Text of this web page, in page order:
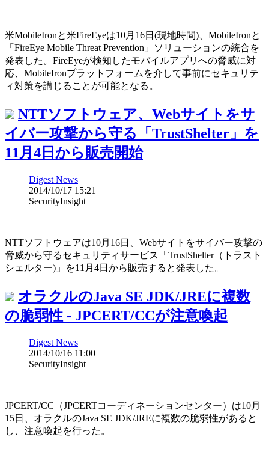
米MobileIronと米FireEyeは10月16日(現地時間)、MobileIronと
「FireEye Mobile Threat Prevention」ソリューションの統合を
発表した。FireEyeが検知したモバイルアプリへの脅威に対
応、MobileIronプラットフォームを介して事前にセキュリテ
ィ対策を講じることが可能となる。
NTTソフトウェア、Webサイトをサ
イバー攻撃から守る「TrustShelter」を
11月4日から販売開始
Digest News
2014/10/17 15:21
SecurityInsight
NTTソフトウェアは10月16日、Webサイトをサイバー攻撃の
脅威から守るセキュリティサービス「TrustShelter（トラスト
シェルター)」を11月4日から販売すると発表した。
オラクルのJava SE JDK/JREに複数
の脆弱性 - JPCERT/CCが注意喚起
Digest News
2014/10/16 11:00
SecurityInsight
JPCERT/CC（JPCERTコーディネーションセンター）は10月
15日、オラクルのJava SE JDK/JREに複数の脆弱性があると
し、注意喚起を行った。